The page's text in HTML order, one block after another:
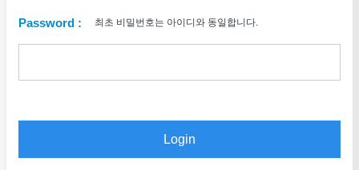
Password : 최초 비밀번호는 아이디와 동일합니다.
Login